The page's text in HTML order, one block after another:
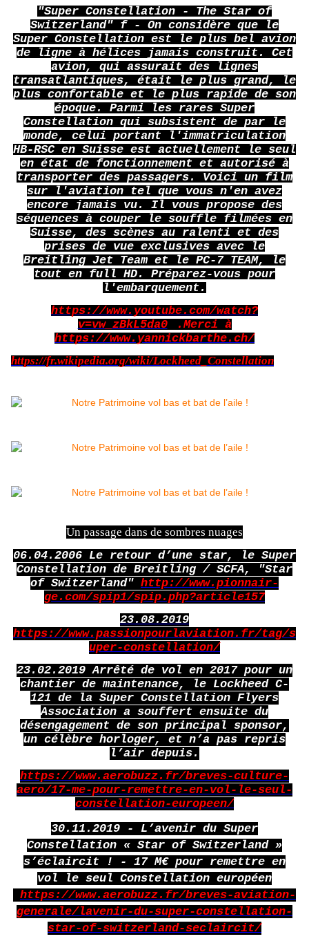
"Super Constellation - The Star of
Switzerland" f - On considère que le
Super Constellation est le plus bel avion
de ligne à hélices jamais construit. Cet
avion, qui assurait des lignes
transatlantiques, était le plus grand, le
plus confortable et le plus rapide de son
époque. Parmi les rares Super
Constellation qui subsistent de par le
monde, celui portant l'immatriculation
HB-RSC en Suisse est actuellement le seul
en état de fonctionnement et autorisé à
transporter des passagers. Voici un film
sur l'aviation tel que vous n'en avez
encore jamais vu. Il vous propose des
séquences à couper le souffle filmées en
Suisse, des scènes au ralenti et des
prises de vue exclusives avec le
Breitling Jet Team et le PC-7 TEAM, le
tout en full HD. Préparez-vous pour
l'embarquement.
https://www.youtube.com/watch?
v=vw_zBkL5da0
.Merci à
https://www.yannickbarthe.ch/
https://fr.wikipedia.org/wiki/Lockheed_Constellation
Un passage dans de sombres nuages
06.04.2006 Le retour d’une star, le Super
Constellation de Breitling / SCFA, "Star
of Switzerland" http://www.pionnair-
ge.com/spip1/spip.php?article157
23.08.2019
https://www.passionpourlaviation.fr/tag/s
uper-constellation/
23.02.2019 Arrêté de vol en 2017 pour un
chantier de maintenance, le Lockheed C-
121 de la Super Constellation Flyers
Association a souffert ensuite du
désengagement de son principal sponsor,
un célèbre horloger, et n’a pas repris
l’air depuis.
https://www.aerobuzz.fr/breves-culture-
aero/17-me-pour-remettre-en-vol-le-seul-
constellation-europeen/
30.11.2019 - L’avenir du Super
Constellation « Star of Switzerland »
s’éclaircit ! - 17 M€ pour remettre en
vol le seul Constellation européen
https://www.aerobuzz.fr/breves-aviation-
generale/lavenir-du-super-constellation-
star-of-switzerland-seclaircit/